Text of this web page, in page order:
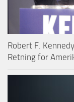
Robert F.
Retning for